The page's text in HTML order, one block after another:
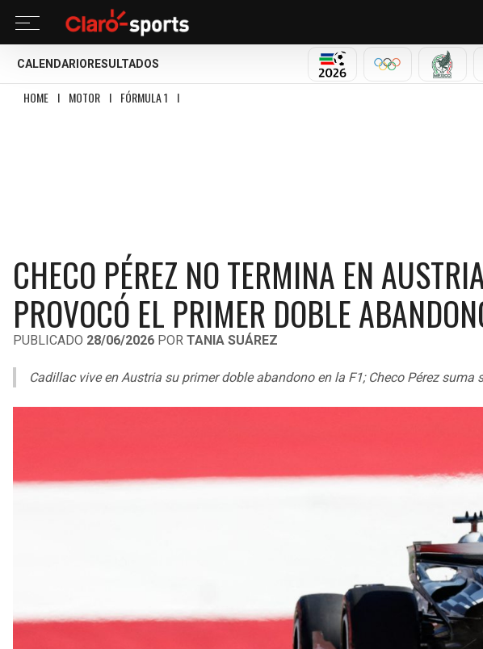
CALENDARIO RESULTADOS
MUNDIAL 2026OLÍMPICOS
HOME I MOTOR I FÓRMULA 1 I
CHECO PÉREZ NO TERMINA EN
PROVOCÓ EL PRIMER DOBLE
PUBLICADO 28/06/2026 POR TANIA SUÁREZ
Cadillac vive en Austria su primer doble abandono en la F1; Checo Pérez